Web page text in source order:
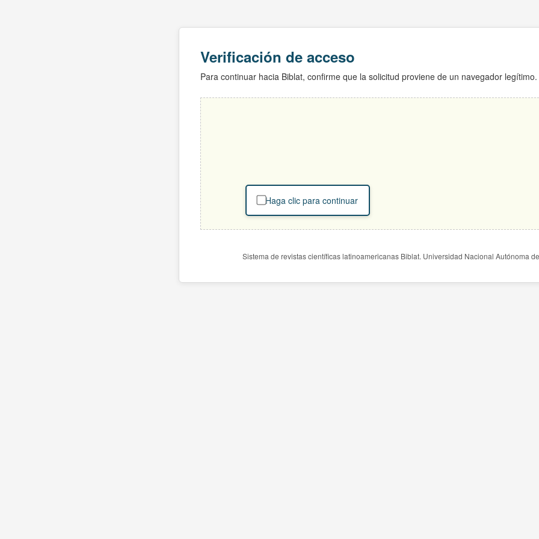
Verificación de acceso
Para continuar hacia Biblat, confirme que la solicitud proviene de un navegador legítimo.
Haga clic para continuar
Sistema de revistas científicas latinoamericanas Biblat. Universidad Nacional Autónoma